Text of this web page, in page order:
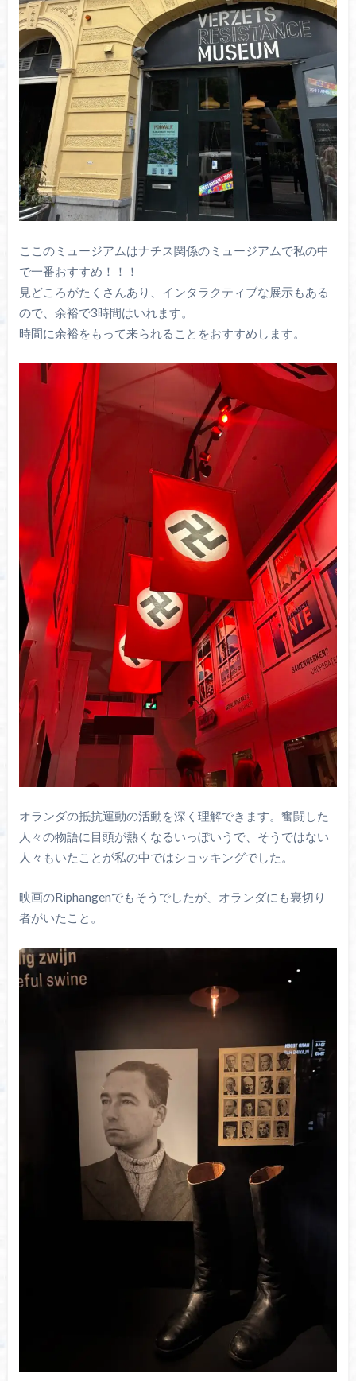
ここのミュージアムはナチス関係のミュージアムで私の中
で一番おすすめ！！！
見どころがたくさんあり、インタラクティブな展示もある
ので、余裕で3時間はいれます。
時間に余裕をもって来られることをおすすめします。
オランダの抵抗運動の活動を深く理解できます。奮闘した
人々の物語に目頭が熱くなるいっぽいうで、そうではない
人々もいたことが私の中ではショッキングでした。
映画のRiphangenでもそうでしたが、オランダにも裏切り
者がいたこと。